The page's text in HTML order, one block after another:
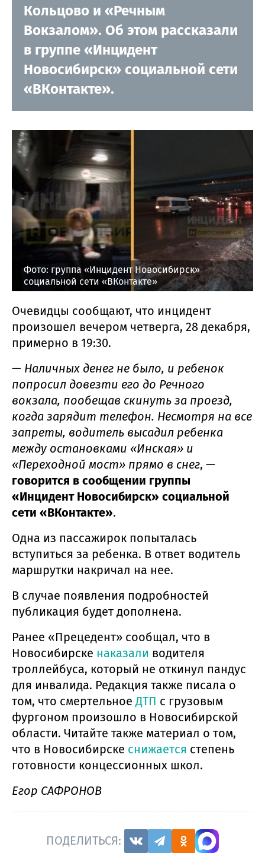
Кольцово и «Речным
Вокзалом». Об этом рассказали
в группе «Инцидент
Новосибирск» социальной сети
«ВКонтакте».
Фото: группа «Инцидент Новосибирск»
социальной сети «ВКонтакте»
Очевидцы сообщают, что инцидент
произошел вечером четверга, 28 декабря,
примерно в 19:30.
— Наличных денег не было, и ребенок
попросил довезти его до Речного
вокзала, пообещав скинуть за проезд,
когда зарядит телефон. Несмотря на все
запреты, водитель высадил ребенка
между остановками «Инская» и
«Переходной мост» прямо в снег, —
говорится в сообщении группы
«Инцидент Новосибирск» социальной
сети «ВКонтакте».
Одна из пассажирок попыталась
вступиться за ребенка. В ответ водитель
маршрутки накричал на нее.
В случае появления подробностей
публикация будет дополнена.
Ранее «Прецедент» сообщал, что в
Новосибирске наказали водителя
троллейбуса, который не откинул пандус
для инвалида. Редакция также писала о
том, что смертельноеДТП с грузовым
фургоном произошло в Новосибирской
области. Читайте также материал о том,
что в Новосибирске снижается степень
готовности концессионных школ.
Егор САФРОНОВ
ПОДЕЛИТЬСЯ: